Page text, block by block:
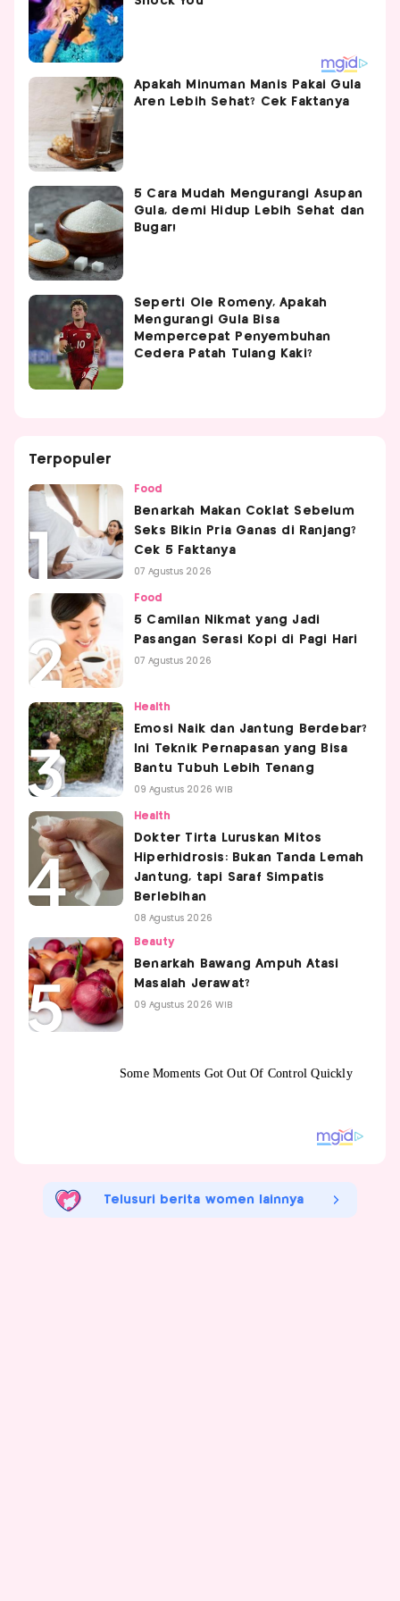
Apakah Minuman Manis Pakai Gula
Aren Lebih Sehat? Cek Faktanya
5 Cara Mudah Mengurangi Asupan
Gula, demi Hidup Lebih Sehat dan
Bugar!
Seperti Ole Romeny, Apakah
Mengurangi Gula Bisa
Mempercepat Penyembuhan
Cedera Patah Tulang Kaki?
Terpopuler
Food
Benarkah Makan Coklat Sebelum
Seks Bikin Pria Ganas di Ranjang?
Cek 5 Faktanya
07 Agustus 2026
Food
5 Camilan Nikmat yang Jadi
Pasangan Serasi Kopi di Pagi Hari
07 Agustus 2026
Health
Emosi Naik dan Jantung Berdebar?
Ini Teknik Pernapasan yang Bisa
Bantu Tubuh Lebih Tenang
09 Agustus 2026 WIB
Health
Dokter Tirta Luruskan Mitos
Hiperhidrosis: Bukan Tanda Lemah
Jantung, tapi Saraf Simpatis
Berlebihan
08 Agustus 2026
Beauty
Benarkah Bawang Ampuh Atasi
Masalah Jerawat?
09 Agustus 2026 WIB
Telusuri berita women lainnya